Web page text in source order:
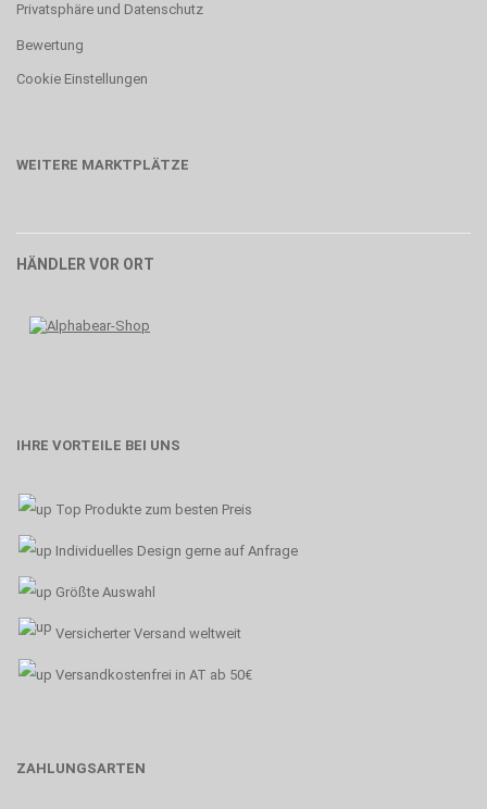
Privatsphäre und Datenschutz
Bewertung
Cookie Einstellungen
WEITERE MARKTPLÄTZE
HÄNDLER VOR ORT
IHRE VORTEILE BEI UNS
Top Produkte zum besten Preis
Individuelles Design gerne auf Anfrage
Größte Auswahl
Versicherter Versand weltweit
Versandkostenfrei in AT ab 50€
ZAHLUNGSARTEN